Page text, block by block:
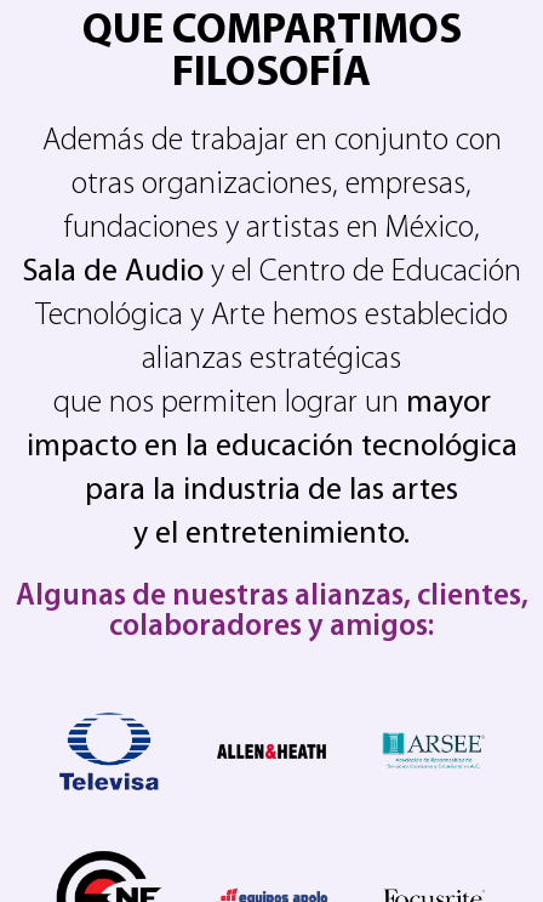
QUE COMPARTIMOS
FILOSOFÍA
Además de trabajar en conjunto con
otras organizaciones, empresas,
fundaciones y artistas en México,
Sala de Audio y el Centro de Educación
Tecnológica y Arte hemos establecido
alianzas estratégicas
que nos permiten lograr un mayor
impacto en la educación tecnológica
para la industria de las artes
y el entretenimiento.
Algunas de nuestras alianzas, clientes,
colaboradores y amigos: